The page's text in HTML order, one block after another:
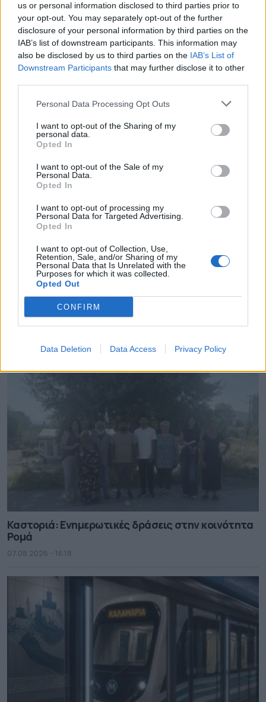
us or personal information disclosed to third parties prior to
your opt-out. You may separately opt-out of the further
disclosure of your personal information by third parties on the
IAB’s list of downstream participants. This information may
also be disclosed by us to third parties on the IAB’s List of
Downstream Participants that may further disclose it to other
Personal Data Processing Opt Outs
I want to opt-out of the Sharing of my
personal data.
Opted In
I want to opt-out of the Sale of my
Personal Data.
Opted In
I want to opt-out of processing my
Personal Data for Targeted Advertising.
Opted In
I want to opt-out of Collection, Use,
Retention, Sale, and/or Sharing of my
Personal Data that Is Unrelated with the
Purposes for which it was collected.
Opted Out
CONFIRM
Data Deletion Data Access Privacy Policy
Ξεκινούν τα δοκιμαστικά δρομολόγια της
επέκτασης του Μετρό προς την Καλαμαριά
TAGS: ΓΛΥΦΑΔΑ ΣΧΟΛΕΙΑ
ΔΗΜΟΙ
657.000 ευρώ για 9 παιδικές χαρές στον Δήμο
Πύργου
Καστοριά: Ενημερωτικές δράσεις στην κοινότητα
Ρομά
07.08.2026 - 16.18